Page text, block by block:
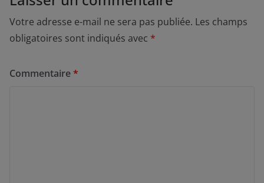
Votre adresse e-mail ne sera pas publiée. Les champs
obligatoires sont indiqués avec *
Commentaire*